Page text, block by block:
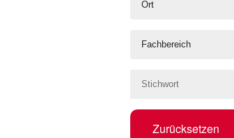
Ort
Fachbereich
Zurücksetzen